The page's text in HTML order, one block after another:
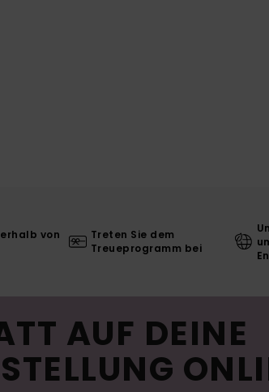
von
Treten Sie dem
Treueprogramm bei
AUF DEINE